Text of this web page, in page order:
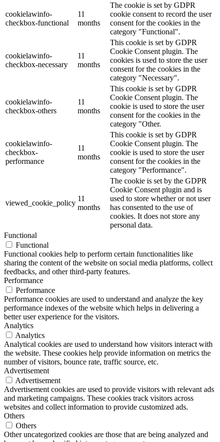
cookielawinfo-
checkbox-functional
11
months
The cookie is set by GDPR
cookie consent to record the user
consent for the cookies in the
category "Functional".
cookielawinfo-
checkbox-necessary
11
months
This cookie is set by GDPR
Cookie Consent plugin. The
cookies is used to store the user
consent for the cookies in the
category "Necessary".
cookielawinfo-
checkbox-others
11
months
This cookie is set by GDPR
Cookie Consent plugin. The
cookie is used to store the user
consent for the cookies in the
category "Other.
cookielawinfo-
checkbox-
performance
11
months
This cookie is set by GDPR
Cookie Consent plugin. The
cookie is used to store the user
consent for the cookies in the
category "Performance".
viewed_cookie_policy
11
months
The cookie is set by the GDPR
Cookie Consent plugin and is
used to store whether or not user
has consented to the use of
cookies. It does not store any
personal data.
Functional
Functional
Functional cookies help to perform certain functionalities like
sharing the content of the website on social media platforms, collect
feedbacks, and other third-party features.
Performance
Performance
Performance cookies are used to understand and analyze the key
performance indexes of the website which helps in delivering a
better user experience for the visitors.
Analytics
Analytics
Analytical cookies are used to understand how visitors interact with
the website. These cookies help provide information on metrics the
number of visitors, bounce rate, traffic source, etc.
Advertisement
Advertisement
Advertisement cookies are used to provide visitors with relevant ads
and marketing campaigns. These cookies track visitors across
websites and collect information to provide customized ads.
Others
Others
Other uncategorized cookies are those that are being analyzed and